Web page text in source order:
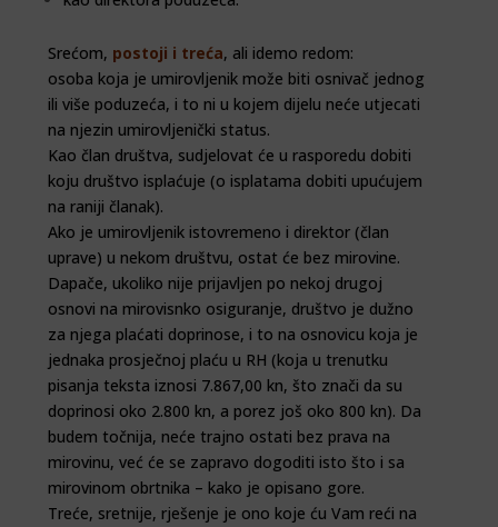
Srećom, postoji i treća, ali idemo redom:
osoba koja je umirovljenik može biti osnivač jednog
ili više poduzeća, i to ni u kojem dijelu neće utjecati
na njezin umirovljenički status.
Kao član društva, sudjelovat će u rasporedu dobiti
koju društvo isplaćuje (o isplatama dobiti upućujem
na raniji članak).
Ako je umirovljenik istovremeno i direktor (član
uprave) u nekom društvu, ostat će bez mirovine.
Dapače, ukoliko nije prijavljen po nekoj drugoj
osnovi na mirovisnko osiguranje, društvo je dužno
za njega plaćati doprinose, i to na osnovicu koja je
jednaka prosječnoj plaću u RH (koja u trenutku
pisanja teksta iznosi 7.867,00 kn, što znači da su
doprinosi oko 2.800 kn, a porez još oko 800 kn). Da
budem točnija, neće trajno ostati bez prava na
mirovinu, već će se zapravo dogoditi isto što i sa
mirovinom obrtnika – kako je opisano gore.
Treće, sretnije, rješenje je ono koje ću Vam reći na